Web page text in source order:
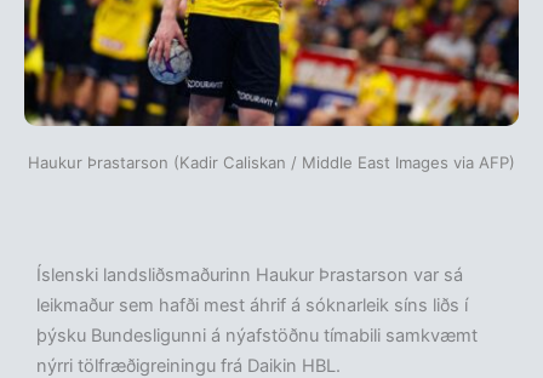
Haukur Þrastarson (Kadir Caliskan / Middle East Images via AFP)
Íslenski landsliðsmaðurinn Haukur Þrastarson var sá
leikmaður sem hafði mest áhrif á sóknarleik síns liðs í
þýsku Bundesligunni á nýafstöðnu tímabili samkvæmt
nýrri tölfræðigreiningu frá Daikin HBL.